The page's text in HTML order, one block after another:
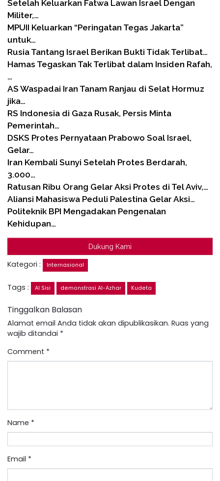
Setelah Keluarkan Fatwa Lawan Israel Dengan
Militer,…
MPUII Keluarkan “Peringatan Tegas Jakarta”
untuk…
Rusia Tantang Israel Berikan Bukti Tidak Terlibat…
Hamas Tegaskan Tak Terlibat dalam Insiden Rafah,
…
AS Waspadai Iran Tanam Ranjau di Selat Hormuz
jika…
RS Indonesia di Gaza Rusak, Persis Minta
Pemerintah…
DSKS Protes Pernyataan Prabowo Soal Israel,
Gelar…
Iran Kembali Sunyi Setelah Protes Berdarah,
3.000…
Ratusan Ribu Orang Gelar Aksi Protes di Tel Aviv,…
Aliansi Mahasiswa Peduli Palestina Gelar Aksi…
Politeknik BPI Mengadakan Pengenalan
Kehidupan…
Dukung Kami
Kategori : Internasional
Tags : Al Sisi demonstrasi Al-Azhar Kudeta
Tinggalkan Balasan
Alamat email Anda tidak akan dipublikasikan. Ruas yang
wajib ditandai *
Comment *
Name *
Email *